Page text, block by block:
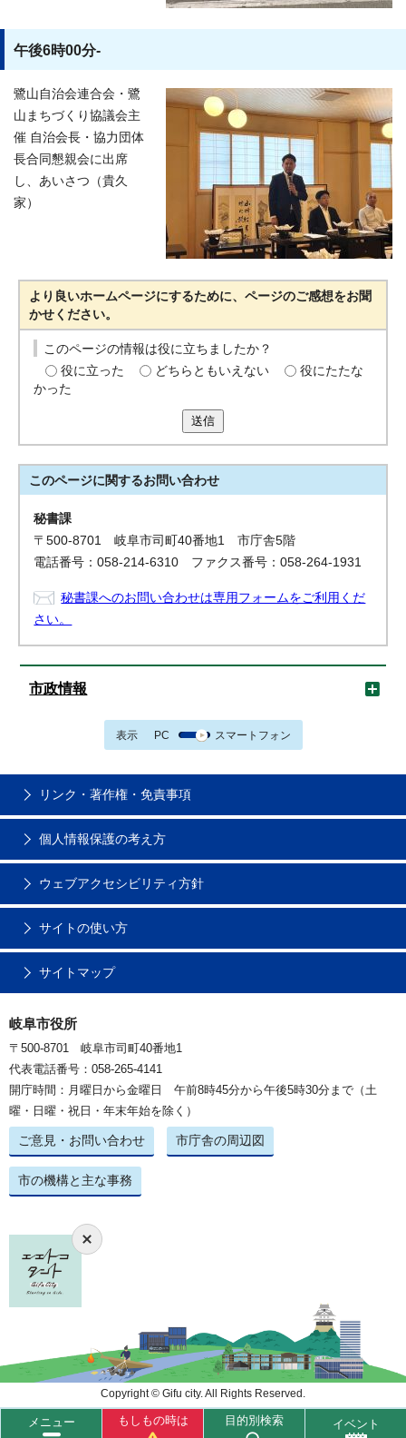
午後6時00分-
鷺山自治会連合会・鷺
山まちづくり協議会主
催 自治会長・協力団体
長合同懇親会に出席
し、あいさつ（貴久
家）
より良いホームページにするために、ページのご感想をお聞
かせください。
このページの情報は役に立ちましたか？
役に立った
どちらともいえない
役にたたな
かった
送信
このページに関するお問い合わせ
秘書課
〒500-8701 岐阜市司町40番地1 市庁舎5階
電話番号：058-214-6310 ファクス番号：058-264-1931
秘書課へのお問い合わせは専用フォームをご利用くだ
さい。
市政情報
表示 PC スマートフォン
メニュー もしもの時は 目的別検索 イベント
リンク・著作権・免責事項
個人情報保護の考え方
ウェブアクセシビリティ方針
サイトの使い方
サイトマップ
岐阜市役所
〒500-8701 岐阜市司町40番地1
代表電話番号：058-265-4141
開庁時間：月曜日から金曜日 午前8時45分から午後5時30分まで（土
曜・日曜・祝日・年末年始を除く）
ご意見・お問い合わせ 市庁舎の周辺図
市の機構と主な事務
Copyright © Gifu city. All Rights Reserved.